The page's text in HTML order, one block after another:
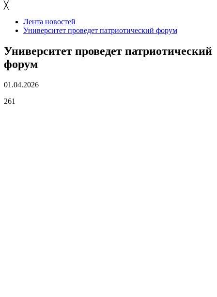
╳
Лента новостей
Университет проведет патриотический форум
Университет проведет патриотический
форум
01.04.2026
261